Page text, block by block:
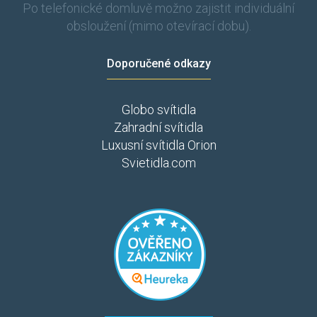
Po telefonické domluvě možno zajistit individuální
obsloužení (mimo otevírací dobu).
Doporučené odkazy
Globo svítidla
Zahradní svítidla
Luxusní svítidla Orion
Svietidla.com